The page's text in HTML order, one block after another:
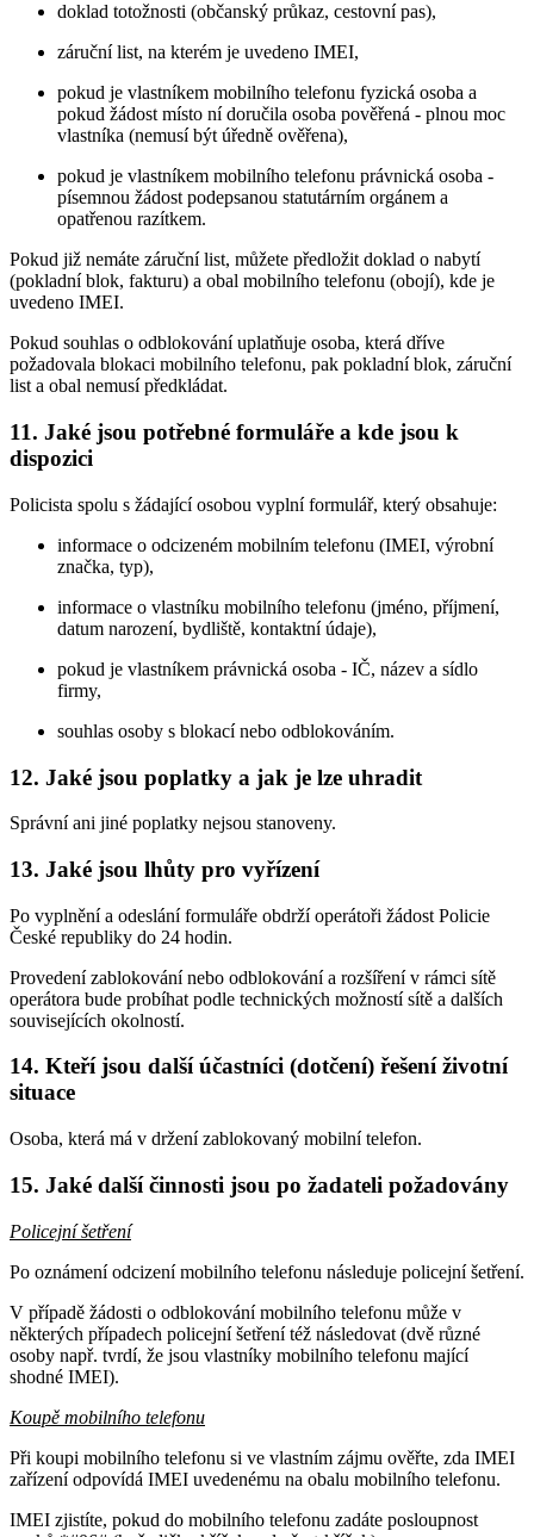
doklad totožnosti (občanský průkaz, cestovní pas),
záruční list, na kterém je uvedeno IMEI,
pokud je vlastníkem mobilního telefonu fyzická osoba a
pokud žádost místo ní doručila osoba pověřená - plnou moc
vlastníka (nemusí být úředně ověřena),
pokud je vlastníkem mobilního telefonu právnická osoba -
písemnou žádost podepsanou statutárním orgánem a
opatřenou razítkem.
Pokud již nemáte záruční list, můžete předložit doklad o nabytí
(pokladní blok, fakturu) a obal mobilního telefonu (obojí), kde je
uvedeno IMEI.
Pokud souhlas o odblokování uplatňuje osoba, která dříve
požadovala blokaci mobilního telefonu, pak pokladní blok, záruční
list a obal nemusí předkládat.
11. Jaké jsou potřebné formuláře a kde jsou k
dispozici
Policista spolu s žádající osobou vyplní formulář, který obsahuje:
informace o odcizeném mobilním telefonu (IMEI, výrobní
značka, typ),
informace o vlastníku mobilního telefonu (jméno, příjmení,
datum narození, bydliště, kontaktní údaje),
pokud je vlastníkem právnická osoba - IČ, název a sídlo
firmy,
souhlas osoby s blokací nebo odblokováním.
12. Jaké jsou poplatky a jak je lze uhradit
Správní ani jiné poplatky nejsou stanoveny.
13. Jaké jsou lhůty pro vyřízení
Po vyplnění a odeslání formuláře obdrží operátoři žádost Policie
České republiky do 24 hodin.
Provedení zablokování nebo odblokování a rozšíření v rámci sítě
operátora bude probíhat podle technických možností sítě a dalších
souvisejících okolností.
14. Kteří jsou další účastníci (dotčení) řešení životní
situace
Osoba, která má v držení zablokovaný mobilní telefon.
15. Jaké další činnosti jsou po žadateli požadovány
Policejní šetření
Po oznámení odcizení mobilního telefonu následuje policejní šetření.
V případě žádosti o odblokování mobilního telefonu může v
některých případech policejní šetření též následovat (dvě různé
osoby např. tvrdí, že jsou vlastníky mobilního telefonu mající
shodné IMEI).
Koupě mobilního telefonu
Při koupi mobilního telefonu si ve vlastním zájmu ověřte, zda IMEI
zařízení odpovídá IMEI uvedenému na obalu mobilního telefonu.
IMEI zjistíte, pokud do mobilního telefonu zadáte posloupnost